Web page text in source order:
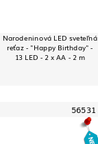
Narodeninová LED sveteľná
reťaz - "Happy Birthday" -
13 LED - 2 x AA - 2 m
56531